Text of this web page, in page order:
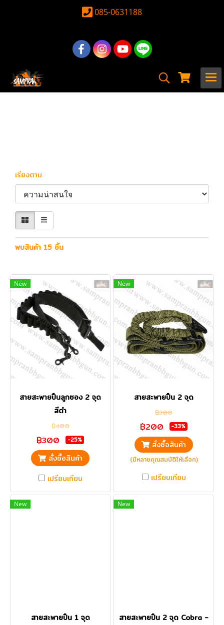
085-0631188
เรียงตาม
พบสินค้า 15 ชิ้น
New
สายสะพายปืนลูกซอง 2 จุด
สีดำ
฿400
฿300 -25%
สั่งซื้อสินค้า
เปรียบเทียบ
New
สายสะพายปืน 2 จุด
฿300
฿200 -33%
สั่งซื้อสินค้า
(มีหลายคุณสมบัติให้เลือก)
เปรียบเทียบ
New
สายสะพายปืน 1 จุด
New
สายสะพายปืน 2 จุด Cobra -